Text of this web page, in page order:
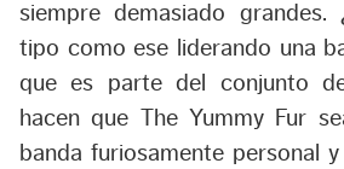
siempre demasiado grandes.
tipo como ese liderando una
que es parte del conjunto
hacen que The Yummy Fur
banda furiosamente personal